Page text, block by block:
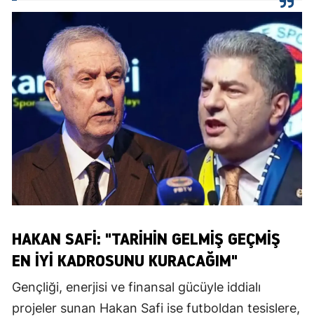
HAKAN SAFİ: "TARİHİN GELMİŞ GEÇMİŞ
EN İYİ KADROSUNU KURACAĞIM"
Gençliği, enerjisi ve finansal gücüyle iddialı
projeler sunan Hakan Safi ise futboldan tesislere,